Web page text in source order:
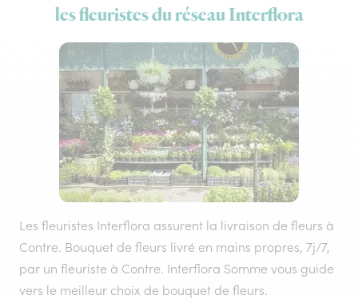
les fleuristes du réseau Interflora
Les fleuristes Interflora assurent la livraison de fleurs à
Contre. Bouquet de fleurs livré en mains propres, 7j/7,
par un fleuriste à Contre. Interflora Somme vous guide
vers le meilleur choix de bouquet de fleurs.